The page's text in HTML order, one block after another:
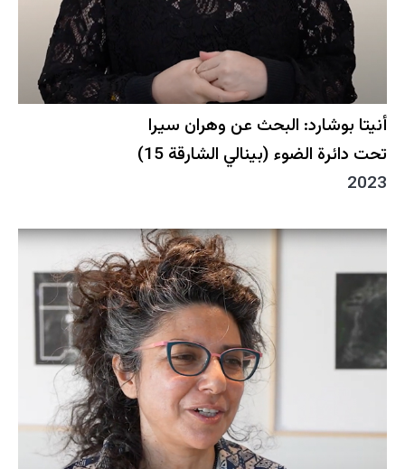
أنيتا بوشارد: البحث عن وهران سيرا
تحت دائرة الضوء (بينالي الشارقة 15)
2023